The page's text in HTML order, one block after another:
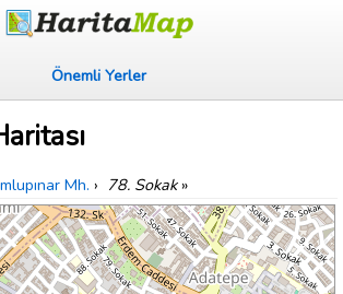
Önemli Yerler
Mh. › 78. Sokak»